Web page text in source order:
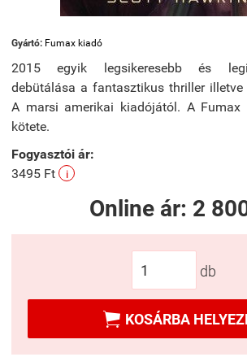
Gyártó: Fumax kiadó
2015 egyik legsikeresebb és
debütálása a fantasztikus thriller
A marsi amerikai kiadójától. A Fumax
kötete.
Fogyasztói ár:
3495 Ft
i
Online ár: 2
db
 KOSÁRBA